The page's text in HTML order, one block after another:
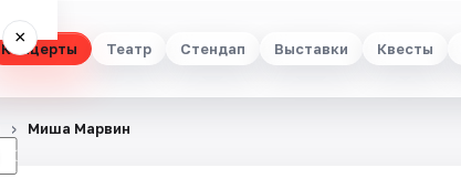
Концерты Театр Стендап Выставки Квесты
×
☾
Миша Марвин